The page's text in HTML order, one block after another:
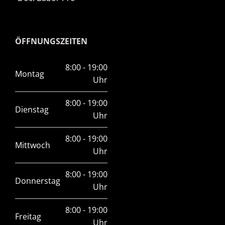
ÖFFNUNGSZEITEN
Montag
8:00 - 19:00
Uhr
Dienstag
8:00 - 19:00
Uhr
Mittwoch
8:00 - 19:00
Uhr
Donnerstag
8:00 - 19:00
Uhr
Freitag
8:00 - 19:00
Uhr